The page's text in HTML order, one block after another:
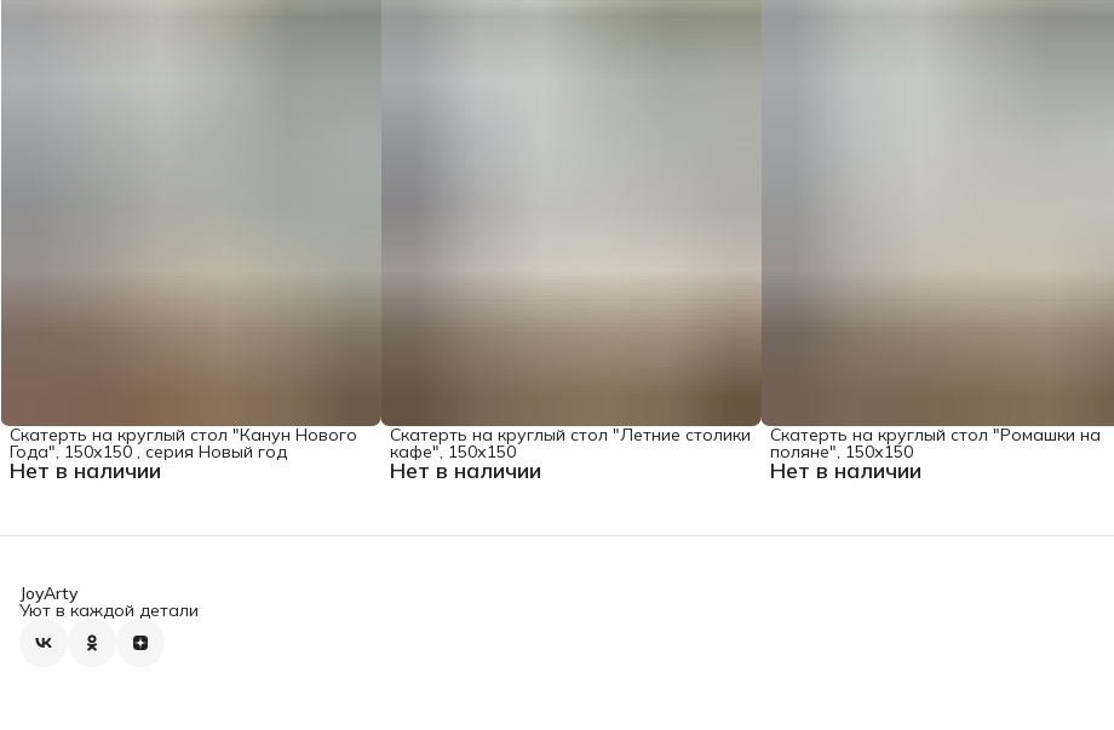
Нет в наличии
Скатерть на круглый стол "Канун Нового
Года", 150х150 , серия Новый год
Нет в наличии
Скатерть на круглый стол "Летние столики
кафе", 150х150
Нет в наличии
Скатерть на круглый стол "Ромашки на
поляне", 150х150
JoyArty
Уют в каждой детали